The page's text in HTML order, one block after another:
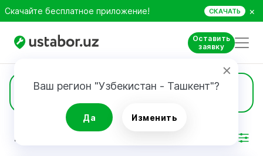
Скачайте бесплатное приложение! СКАЧАТЬ ×
Оставить
заявку
Ваш регион "Узбекистан - Ташкент"?
Да Изменить
Мебель на заказ 10
РЕЗУЛЬТАТ